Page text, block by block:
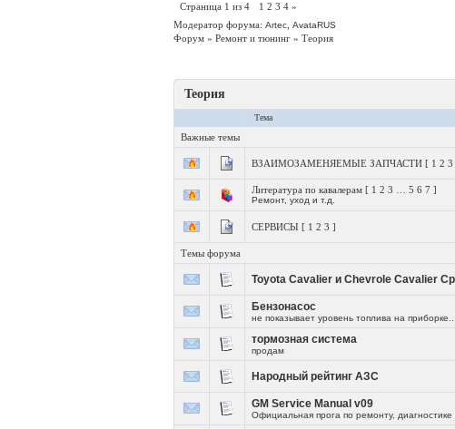
Страница 1 из 4 1 2 3 4 »
Модератор форума: Artec AvataRUS
Форум » Ремонт и тюнинг » Теория
Теория
Тема
Важные темы
ВЗАИМОЗАМЕНЯЕМЫЕ ЗАПЧАСТИ [ 1 2 3
Литература по кавалерам [ 1 2 3 5 6 7 ]
Ремонт, уход и т.д.
СЕРВИСЫ [ 1 2 3 ]
Темы форума
Toyota Cavalier и Chevrole Cavalier
Бензонасос
не показывает уровень топлива на приборке...
тормозная система
продам
Народный рейтинг АЗС
GM Service Manual v09
Официальная прога по ремонту, диагностике